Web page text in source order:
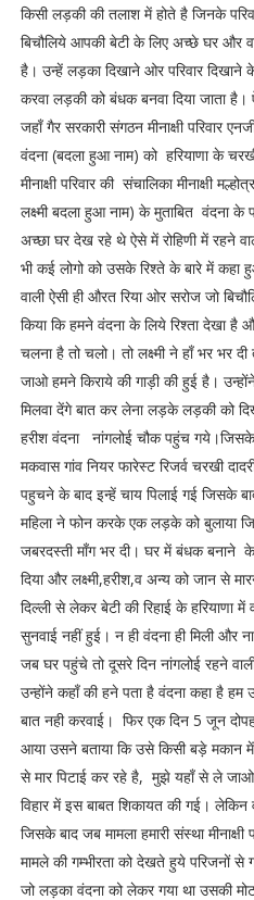
किसी लड़की की तलाश में होते है जिनके
बिचौलिये आपकी बेटी के लिए अच्छे घर और
है। उन्हें लड़का दिखाने ओर परिवार दिखाने
करवा लड़की को बंधक बनवा दिया जाता है।
जहाँ गैर सरकारी संगठन मीनाक्षी परिवार
वंदना (बदला हुआ नाम) को हरियाणा के
मीनाक्षी परिवार की संचालिका मीनाक्षी
लक्ष्मी बदला हुआ नाम) के मुताबित वंदना
अच्छा घर देख रहे थे ऐसे में रोहिणी में रहने
भी कई लोगो को उसके रिश्ते के बारे में
वाली ऐसी ही औरत रिया ओर सरोज जो
किया कि हमने वंदना के लिये रिश्ता देखा
चलना है तो चलो। तो लक्ष्मी ने हाँ भर भर
जाओ हमने किराये की गाड़ी की हुई है।
मिलवा देंगे बात कर लेना लड़के लड़की को
हरीश वंदना नांगलोई चौक पहुंच गये।जिसके
मकवास गांव नियर फारेस्ट रिजर्व चरखी
पहुचने के बाद इन्हें चाय पिलाई गई जिसके
महिला ने फोन करके एक लड़के को बुलाया
जबरदस्ती माँग भर दी। घर में बंधक
दिया और लक्ष्मी,हरीश,व अन्य को जान से
दिल्ली से लेकर बेटी की रिहाई के
सुनवाई नहीं हुई। न ही वंदना ही मिली और
जब घर पहुंचे तो दूसरे दिन नांगलोई रहने
उन्होंने कहाँ की हने पता है वंदना कहा है
बात नही करवाई। फिर एक दिन 5 जून
आया उसने बताया कि उसे किसी बड़े मकान
से मार पिटाई कर रहे है, मुझे यहाँ से ले जाओ।
विहार में इस बाबत शिकायत की गई। लेकिन
जिसके बाद जब मामला हमारी संस्था मीनाक्षी
मामले की गम्भीरता को देखते हुये परिजनों
जो लड़का वंदना को लेकर गया था उसकी